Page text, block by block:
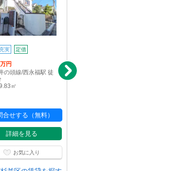
実 定借
万円
の頭線/西永福駅 徒
㎡
合せする（無料）
詳細を見る
お気に入り
京王井の頭線/西永福駅 徒